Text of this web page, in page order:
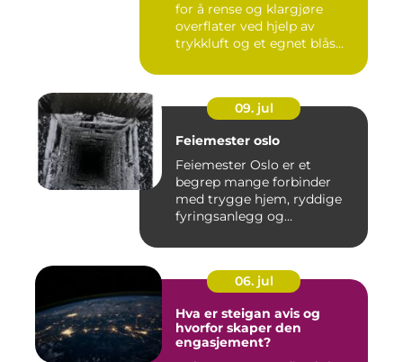
for å rense og klargjøre
overflater ved hjelp av
trykkluft og et egnet blås...
09. jul
Feiemester oslo
Feiemester Oslo er et
begrep mange forbinder
med trygge hjem, ryddige
fyringsanlegg og
06. jul
Hva er steigan avis og
hvorfor skaper den
engasjement?